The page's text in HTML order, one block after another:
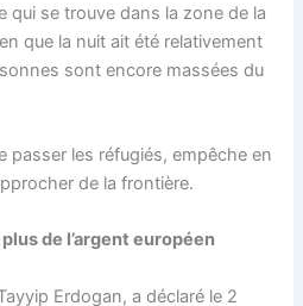
qui se trouve dans la zone de la
que la nuit ait été relativement
sont encore massées du
passer les réfugiés, empêche en
de la frontière.
de l’argent européen
Erdogan, a déclaré le 2